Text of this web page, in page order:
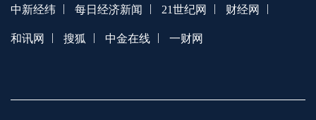
中新经纬 | 每日经济新闻 | 21世纪网 | 财经网 |
和讯网 | 搜狐 | 中金在线 | 一财网